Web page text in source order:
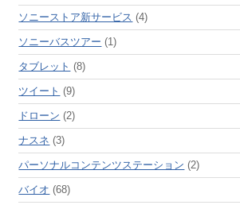
ソニーストア新サービス (4)
ソニーバスツアー (1)
タブレット (8)
ツイート (9)
ドローン (2)
ナスネ (3)
パーソナルコンテンツステーション (2)
バイオ (68)